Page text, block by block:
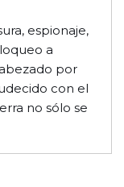
espionaje,
a
por
con el
no sólo se